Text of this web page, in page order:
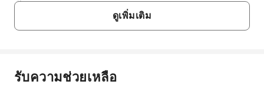
พัทยา?
ในฟาร์มจระเข้พัทยา นักท่องเที่ยวสามารถพบกับสัตว์แปลก
หลากหลายชนิด นอกเหนือจากจระเข้ ฟาร์มแห่งนี้เป็นที่อยู่ของ
4. การแสดงจระเข้มีลักษณะอย่างไรในฟาร์มจระเข้
ดูเพิ่มเติม
คำถามที่พบบ่อย
รับความช่วยเหลือ